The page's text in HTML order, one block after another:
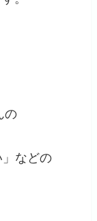
の
などの